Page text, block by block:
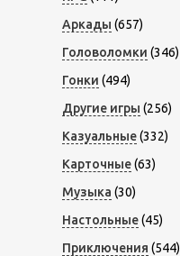
Аркады (657)
Головоломки (346)
Гонки (494)
Другие игры (256)
Казуальные(332)
Карточные(63)
Музыка (30)
Настольные(45)
Приключения (544)